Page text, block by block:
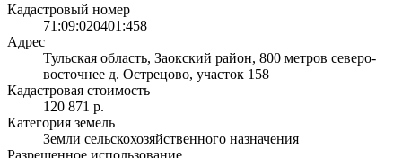
Кадастровый номер
71:09:020401:458
Адрес
Тульская область, Заокский район, 800 метров северо-
восточнее д. Острецово, участок 158
Кадастровая стоимость
120 871 р.
Категория земель
Земли сельскохозяйственного назначения
Разрешенное использование